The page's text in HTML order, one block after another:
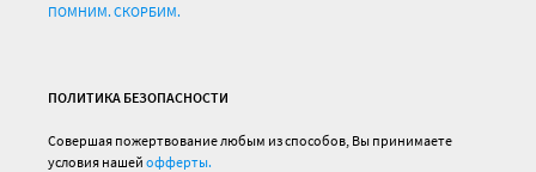
ПОМНИМ. СКОРБИМ.
ПОЛИТИКА БЕЗОПАСНОСТИ
Совершая пожертвование любым из способов, Вы принимаете
условия нашей офферты.